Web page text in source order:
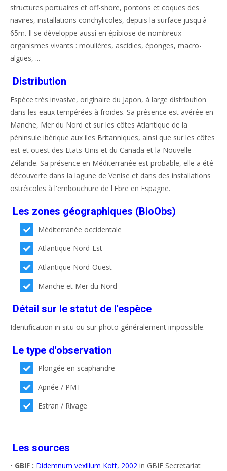
structures portuaires et off-shore, pontons et coques des
navires, installations conchylicoles, depuis la surface jusqu'à
65m. Il se développe aussi en épibiose de nombreux
organismes vivants : moulières, ascidies, éponges, macro-
algues, ...
Distribution
Espèce très invasive, originaire du Japon, à large distribution
dans les eaux tempérées à froides. Sa présence est avérée en
Manche, Mer du Nord et sur les côtes Atlantique de la
péninsule ibérique aux iles Britanniques, ainsi que sur les côtes
est et ouest des Etats-Unis et du Canada et la Nouvelle-
Zélande. Sa présence en Méditerranée est probable, elle a été
découverte dans la lagune de Venise et dans des installations
ostréicoles à l'embouchure de l'Ebre en Espagne.
Les zones géographiques (BioObs)
Méditerranée occidentale
Atlantique Nord-Est
Atlantique Nord-Ouest
Manche et Mer du Nord
Détail sur le statut de l'espèce
Identification in situ ou sur photo généralement impossible.
Le type d'observation
Plongée en scaphandre
Apnée / PMT
Estran / Rivage
Les sources
• GBIF : Didemnum vexillum Kott, 2002 in GBIF Secretariat